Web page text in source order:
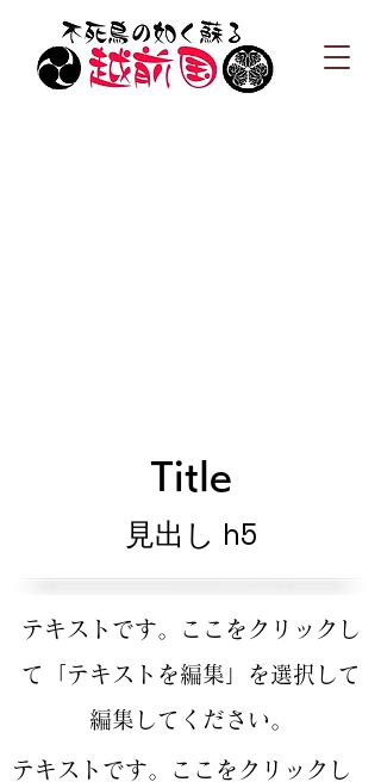
Title
見出し h5
テキストです。ここをクリックし
て「テキストを編集」を選択して
編集してください。
テキストです。ここをクリックし